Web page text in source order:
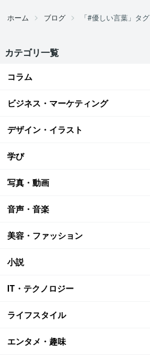
ホーム ブログ 「#優しい言葉」タグ
カテゴリ一覧
コラム
ビジネス・マーケティング
デザイン・イラスト
学び
写真・動画
音声・音楽
美容・ファッション
小説
IT・テクノロジー
ライフスタイル
エンタメ・趣味